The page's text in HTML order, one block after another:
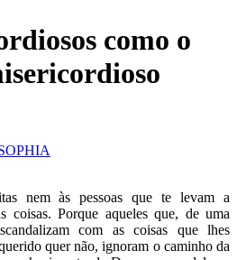
como o
nem às pessoas que te levam a
coisas. Porque aqueles que, de uma
com as coisas que lhes
quer não, ignoram o caminho da